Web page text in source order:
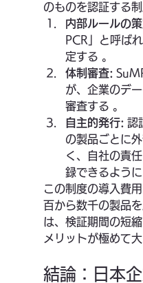
のものを認証する制
内部ルールの
PCR」と呼ば
定する 。
体制審査:
が、企業のデ
審査する 。
自主的発行: 認
の製品ごとに
く、自社の責
録できるように
この制度の導入費
百から数千の製品
は、検証期間の短
メリットが極めて大
結論：日本